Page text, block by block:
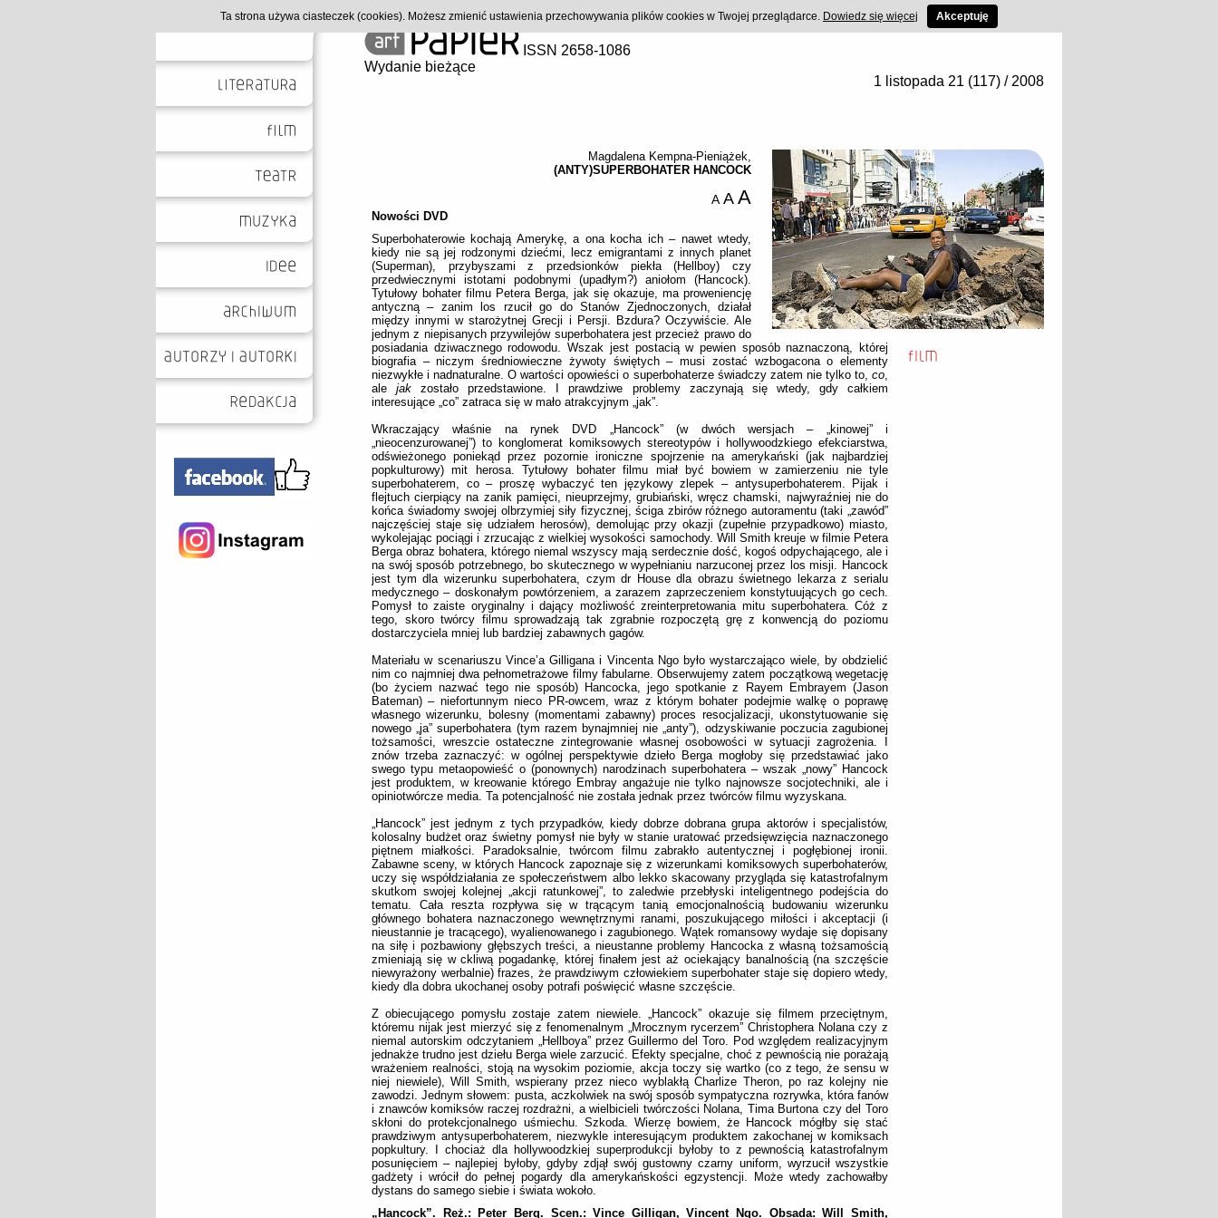
ISSN 2658-1086
Wydanie bieżące
1 listopada 21 (117) / 2008
Magdalena Kempna-Pieniążek,
(ANTY)SUPERBOHATER HANCOCK
A A A
Nowości DVD
Superbohaterowie kochają Amerykę, a ona kocha ich – nawet wtedy,
kiedy nie są jej rodzonymi dziećmi, lecz emigrantami z innych planet
(Superman), przybyszami z przedsionków piekła (Hellboy) czy
przedwiecznymi istotami podobnymi (upadłym?) aniołom (Hancock).
Tytułowy bohater filmu Petera Berga, jak się okazuje, ma proweniencję
antyczną – zanim los rzucił go do Stanów Zjednoczonych, działał
między innymi w starożytnej Grecji i Persji. Bzdura? Oczywiście. Ale
jednym z niepisanych przywilejów superbohatera jest przecież prawo do
posiadania dziwacznego rodowodu. Wszak jest postacią w pewien sposób naznaczoną, której
biografia – niczym średniowieczne żywoty świętych – musi zostać wzbogacona o elementy
niezwykłe i nadnaturalne. O wartości opowieści o superbohaterze świadczy zatem nie tylko to, co,
alejak zostało przedstawione. I prawdziwe problemy zaczynają się wtedy, gdy całkiem
interesujące „co” zatraca się w mało atrakcyjnym „jak”.
Wkraczający właśnie na rynek DVD „Hancock” (w dwóch wersjach – „kinowej” i
„nieocenzurowanej”) to konglomerat komiksowych stereotypów i hollywoodzkiego efekciarstwa,
odświeżonego poniekąd przez pozornie ironiczne spojrzenie na amerykański (jak najbardziej
popkulturowy) mit herosa. Tytułowy bohater filmu miał być bowiem w zamierzeniu nie tyle
superbohaterem, co – proszę wybaczyć ten językowy zlepek – antysuperbohaterem. Pijak i
flejtuch cierpiący na zanik pamięci, nieuprzejmy, grubiański, wręcz chamski, najwyraźniej nie do
końca świadomy swojej olbrzymiej siły fizycznej, ściga zbirów różnego autoramentu (taki „zawód”
najczęściej staje się udziałem herosów), demolując przy okazji (zupełnie przypadkowo) miasto,
wykolejając pociągi i zrzucając z wielkiej wysokości samochody. Will Smith kreuje w filmie Petera
Berga obraz bohatera, którego niemal wszyscy mają serdecznie dość, kogoś odpychającego, ale i
na swój sposób potrzebnego, bo skutecznego w wypełnianiu narzuconej przez los misji. Hancock
jest tym dla wizerunku superbohatera, czym dr House dla obrazu świetnego lekarza z serialu
medycznego – doskonałym powtórzeniem, a zarazem zaprzeczeniem konstytuujących go cech.
Pomysł to zaiste oryginalny i dający możliwość zreinterpretowania mitu superbohatera. Cóż z
tego, skoro twórcy filmu sprowadzają tak zgrabnie rozpoczętą grę z konwencją do poziomu
dostarczyciela mniej lub bardziej zabawnych gagów.
Materiału w scenariuszu Vince’a Gilligana i Vincenta Ngo było wystarczająco wiele, by obdzielić
nim co najmniej dwa pełnometrażowe filmy fabularne. Obserwujemy zatem początkową wegetację
(bo życiem nazwać tego nie sposób) Hancocka, jego spotkanie z Rayem Embrayem (Jason
Bateman) – niefortunnym nieco PR-owcem, wraz z którym bohater podejmie walkę o poprawę
własnego wizerunku, bolesny (momentami zabawny) proces resocjalizacji, ukonstytuowanie się
nowego „ja” superbohatera (tym razem bynajmniej nie „anty”), odzyskiwanie poczucia zagubionej
tożsamości, wreszcie ostateczne zintegrowanie własnej osobowości w sytuacji zagrożenia. I
znów trzeba zaznaczyć: w ogólnej perspektywie dzieło Berga mogłoby się przedstawiać jako
swego typu metaopowieść o (ponownych) narodzinach superbohatera – wszak „nowy” Hancock
jest produktem, w kreowanie którego Embray angażuje nie tylko najnowsze socjotechniki, ale i
opiniotwórcze media. Ta potencjalność nie została jednak przez twórców filmu wyzyskana.
„Hancock” jest jednym z tych przypadków, kiedy dobrze dobrana grupa aktorów i specjalistów,
kolosalny budżet oraz świetny pomysł nie były w stanie uratować przedsięwzięcia naznaczonego
piętnem miałkości. Paradoksalnie, twórcom filmu zabrakło autentycznej i pogłębionej ironii.
Zabawne sceny, w których Hancock zapoznaje się z wizerunkami komiksowych superbohaterów,
uczy się współdziałania ze społeczeństwem albo lekko skacowany przygląda się katastrofalnym
skutkom swojej kolejnej „akcji ratunkowej”, to zaledwie przebłyski inteligentnego podejścia do
tematu. Cała reszta rozpływa się w trącącym tanią emocjonalnością budowaniu wizerunku
głównego bohatera naznaczonego wewnętrznymi ranami, poszukującego miłości i akceptacji (i
nieustannie je tracącego), wyalienowanego i zagubionego. Wątek romansowy wydaje się dopisany
na siłę i pozbawiony głębszych treści, a nieustanne problemy Hancocka z własną tożsamością
zmieniają się w ckliwą pogadankę, której finałem jest aż ociekający banalnością (na szczęście
niewyrażony werbalnie) frazes, że prawdziwym człowiekiem superbohater staje się dopiero wtedy,
kiedy dla dobra ukochanej osoby potrafi poświęcić własne szczęście.
Z obiecującego pomysłu zostaje zatem niewiele. „Hancock” okazuje się filmem przeciętnym,
któremu nijak jest mierzyć się z fenomenalnym „Mrocznym rycerzem” Christophera Nolana czy z
niemal autorskim odczytaniem „Hellboya” przez Guillermo del Toro. Pod względem realizacyjnym
jednakże trudno jest dziełu Berga wiele zarzucić. Efekty specjalne, choć z pewnością nie porażają
wrażeniem realności, stoją na wysokim poziomie, akcja toczy się wartko (co z tego, że sensu w
niej niewiele), Will Smith, wspierany przez nieco wyblakłą Charlize Theron, po raz kolejny nie
zawodzi. Jednym słowem: pusta, aczkolwiek na swój sposób sympatyczna rozrywka, która fanów
i znawców komiksów raczej rozdrażni, a wielbicieli twórczości Nolana, Tima Burtona czy del Toro
skłoni do protekcjonalnego uśmiechu. Szkoda. Wierzę bowiem, że Hancock mógłby się stać
prawdziwym antysuperbohaterem, niezwykle interesującym produktem zakochanej w komiksach
popkultury. I chociaż dla hollywoodzkiej superprodukcji byłoby to z pewnością katastrofalnym
posunięciem – najlepiej byłoby, gdyby zdjął swój gustowny czarny uniform, wyrzucił wszystkie
gadżety i wrócił do pełnej pogardy dla amerykańskości egzystencji. Może wtedy zachowałby
dystans do samego siebie i świata wokoło.
„Hancock”. Reż.: Peter Berg. Scen.: Vince Gilligan, Vincent Ngo. Obsada: Will Smith,
Ta strona używa ciasteczek (cookies). Możesz zmienić ustawienia przechowywania plików cookies w Twojej przeglądarce. Dowiedz się więcej Akceptuję